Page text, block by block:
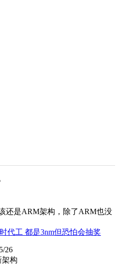
还是ARM架构，除了ARM也没
代工 都是3nm但恐怕会抽奖
26
架构